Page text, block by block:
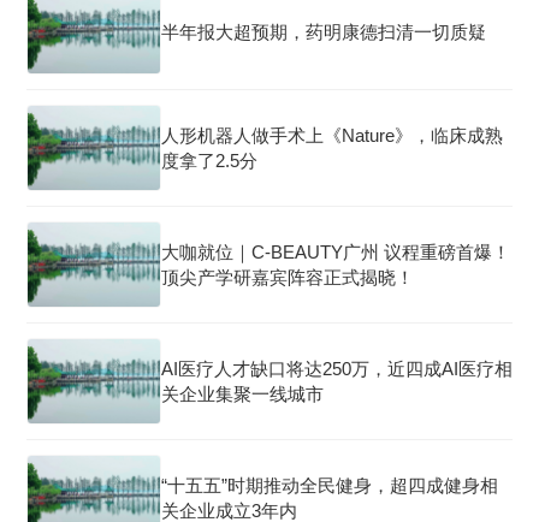
半年报大超预期，药明康德扫清一切质疑
人形机器人做手术上《Nature》，临床成熟
度拿了2.5分
大咖就位｜C-BEAUTY广州 议程重磅首爆！
顶尖产学研嘉宾阵容正式揭晓！
AI医疗人才缺口将达250万，近四成AI医疗相
关企业集聚一线城市
“十五五”时期推动全民健身，超四成健身相
关企业成立3年内